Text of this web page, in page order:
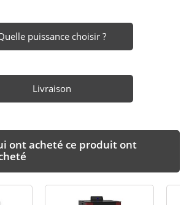
puissance choisir ?
Livraison
ont acheté ce produit ont